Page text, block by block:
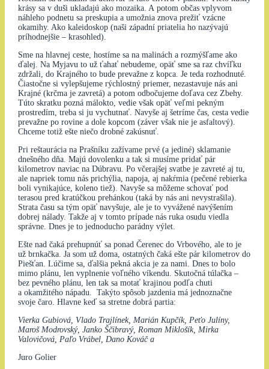
krásy sa v duši ukladajú ako mozaika. A potom občas vplyvom
náhleho podnetu sa preskupia a umožnia znova prežiť vzácne
okamihy. Ako kaleidoskop (naši západní priatelia ho nazývajú
príhodnejšie – krasohled).
Sme na hlavnej ceste, hostíme sa na malinách a rozmýšľame ako
ďalej. Na Myjavu to už ťahať nebudeme, opäť sme sa raz chvíľku
zdržali, do Krajného to bude prevažne z kopca. Je teda rozhodnuté.
Čiastočne si vylepšujeme rýchlostný priemer, nezastavuje nás ani
Krajné (krčma je zavretá) a potom odbočujeme doľava cez Zbehy.
Túto skratku pozná málokto, vedie však opäť veľmi pekným
prostredím, treba si ju vychutnať. Navyše aj šetríme čas, cesta vedie
prevažne po rovine a dole kopcom (záver však nie je asfaltový).
Chceme totiž ešte niečo drobné zakúsnuť.
Pri reštaurácia na Prašníku zažívame prvé (a jediné) sklamanie
dnešného dňa. Majú dovolenku a tak si musíme pridať pár
kilometrov naviac na Dúbravu. Po včerajšej svatbe je zavreté aj tu,
ale napriek tomu nás prichýlia, napoja, aj nakŕmia (pečené rebierka
boli vynikajúce, koleno tiež). Navyše sa môžeme schovať pod
terasou pred kratúčkou prehánkou (taká by nás ani nevystrašila).
Strata času sa tým opäť navyšuje, ale je to vyvážené navýšením
dobrej nálady. Takže aj v tomto prípade nás ruka osudu viedla
správne. Dnes je to jednoducho parádny výlet.
Ešte nad čaká prehupnúť sa ponad Čerenec do Vrbového, ale to je
už brnkačka. Ja som už doma, ostatných čaká ešte pár kilometrov do
Piešťan. Lúčime sa, ďalšia pekná akcia je za nami. Dnes to bolo
mimo plánu, len vyplnenie voľného víkendu. Skutočná túlačka –
bez pevného plánu, len tak sa motať krajinou podľa chuti
a okamžitého nápadu. Takýto spôsob jazdenia má jednoznačne
svoje čaro. Hlavne keď sa stretne dobrá partia:
Vierka Gubiová, Vlado Trajlínek, Marián Kupčík, Peťo Julíny,
Maroš Modrovský, Janko Ščibravý, Roman Miklošík, Mirka
Valovičová, Paľo Vrábel, Dano Kováč a
Juro Golier